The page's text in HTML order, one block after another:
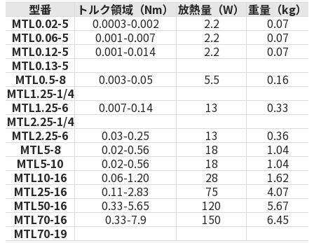
型番
トルク領域（Nm） 放熱量（W）
重量（kg）
MTL0.02-5
0.0003-0.002 2.2
0.07
MTL0.06-5
0.001-0.007 2.2
0.07
MTL0.12-5
0.001-0.014 2.2
0.07
MTL0.13-5
MTL0.5-8
0.003-0.05 5.5
0.16
MTL1.25-1/4
MTL1.25-6
0.007-0.14 13
0.33
MTL2.25-1/4
MTL2.25-6
0.03-0.25 13
0.36
MTL5-8
0.02-0.56 18
1.04
MTL5-10
0.02-0.56 18
1.04
MTL10-16
0.06-1.20 28
1.62
MTL25-16
0.11-2.83 75
4.07
MTL50-16
0.33-5.65 120
5.67
MTL70-16
0.33-7.9 150
6.45
MTL70-19